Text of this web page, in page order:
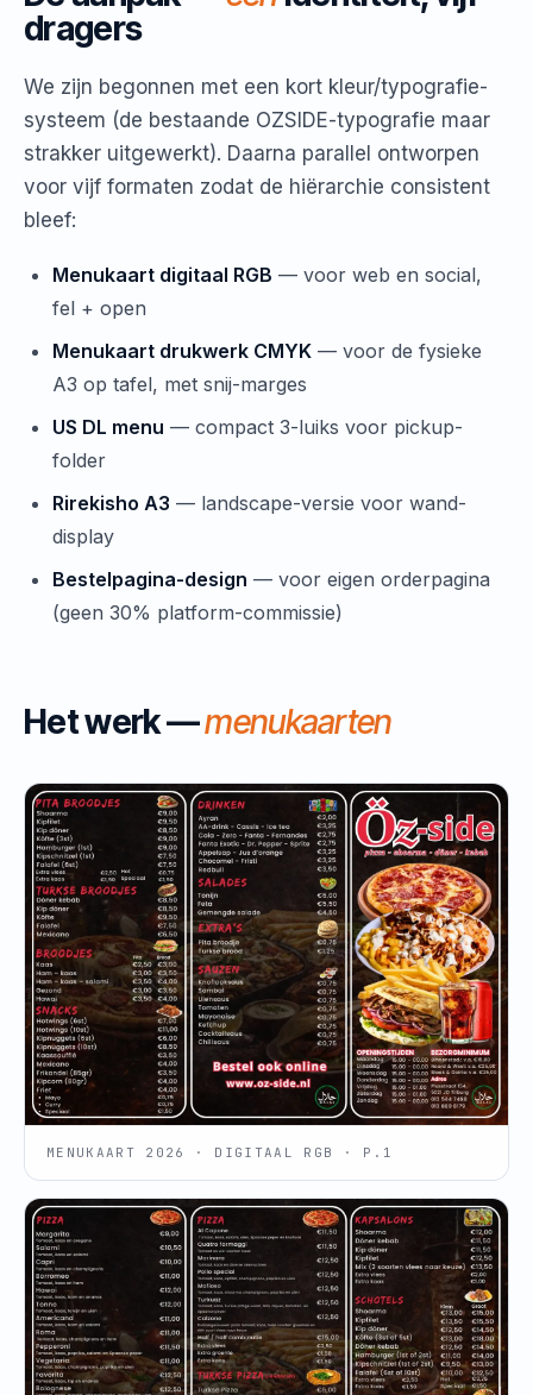
dragers
We zijn begonnen met een kort kleur/typografie-
systeem (de bestaande OZSIDE-typografie maar
strakker uitgewerkt). Daarna parallel ontworpen
voor vijf formaten zodat de hiërarchie consistent
bleef:
Menukaart digitaal RGB — voor web en social,
fel + open
Menukaart drukwerk CMYK — voor de fysieke
A3 op tafel, met snij-marges
US DL menu — compact 3-luiks voor pickup-
folder
Rirekisho A3 — landscape-versie voor wand-
display
Bestelpagina-design — voor eigen orderpagina
(geen 30% platform-commissie)
Het werk —menukaarten
MENUKAART 2026 · DIGITAAL RGB · P.1